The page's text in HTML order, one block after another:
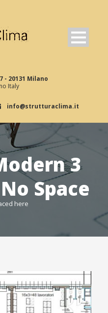
- 20131 Milano
Italy
info@strutturaclima.it
3
Space
here